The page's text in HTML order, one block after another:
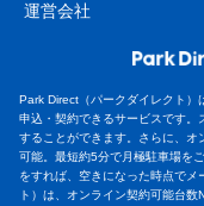
運営会社
Park Direct（パークダイレクト）
申込・契約できるサービスです。
することができます。さらに、オ
可能。最短約5分で月極駐車場を
をすれば、空きになった時点で
ト）は、オンライン契約可能台